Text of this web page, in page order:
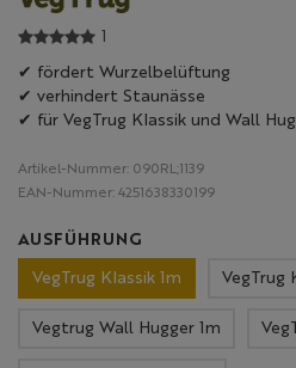
1
✔ fördert Wurzelbelüftung
✔ verhindert Staunässe
✔ für VegTrug Klassik und Wall
Artikel-Nummer: 090RL;1139
EAN-Nummer: 4251638330199
AUSFÜHRUNG
VegTrug Klassik 1m VegTrug
Vegtrug Wall Hugger 1m